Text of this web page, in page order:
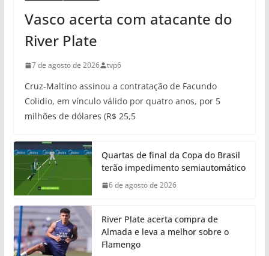
Vasco acerta com atacante do
River Plate
7 de agosto de 2026 tvp6
Cruz-Maltino assinou a contratação de Facundo
Colidio, em vínculo válido por quatro anos, por 5
milhões de dólares (R$ 25,5
Quartas de final da Copa do Brasil
terão impedimento semiautomático
6 de agosto de 2026
River Plate acerta compra de
Almada e leva a melhor sobre o
Flamengo